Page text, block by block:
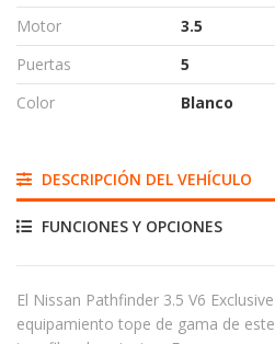
Motor
3.5
Puertas
5
Color
Blanco
DESCRIPCIÓN DEL VEHÍCULO
FUNCIONES Y OPCIONES
El Nissan Pathfinder 3.5 V6
equipamiento tope de gama de